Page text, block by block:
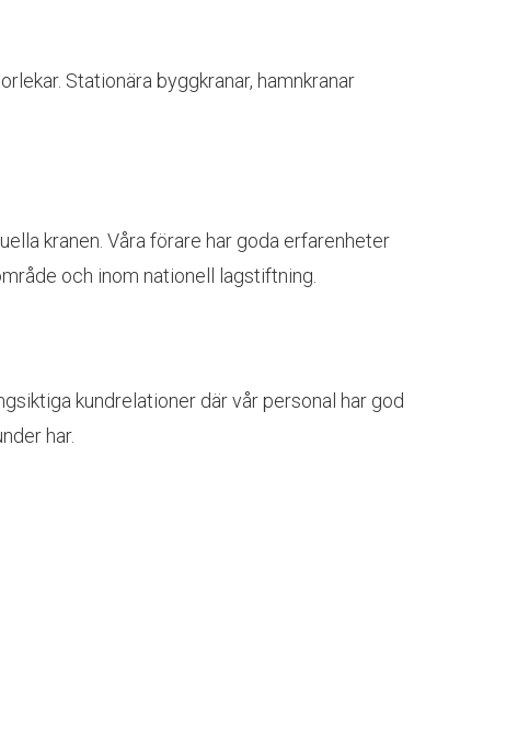
Stationära byggkranar, hamnkranar
kranen. Våra förare har goda erfarenheter
och inom nationell lagstiftning.
kundrelationer där vår personal har god
har.